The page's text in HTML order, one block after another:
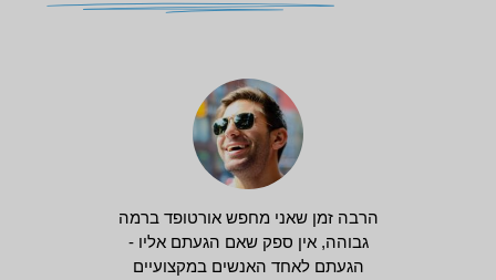
הרבה זמן שאני מחפש אורטופד ברמה
גבוהה, אין ספק שאם הגעתם אליו -
הגעתם לאחד האנשים במקצועיים